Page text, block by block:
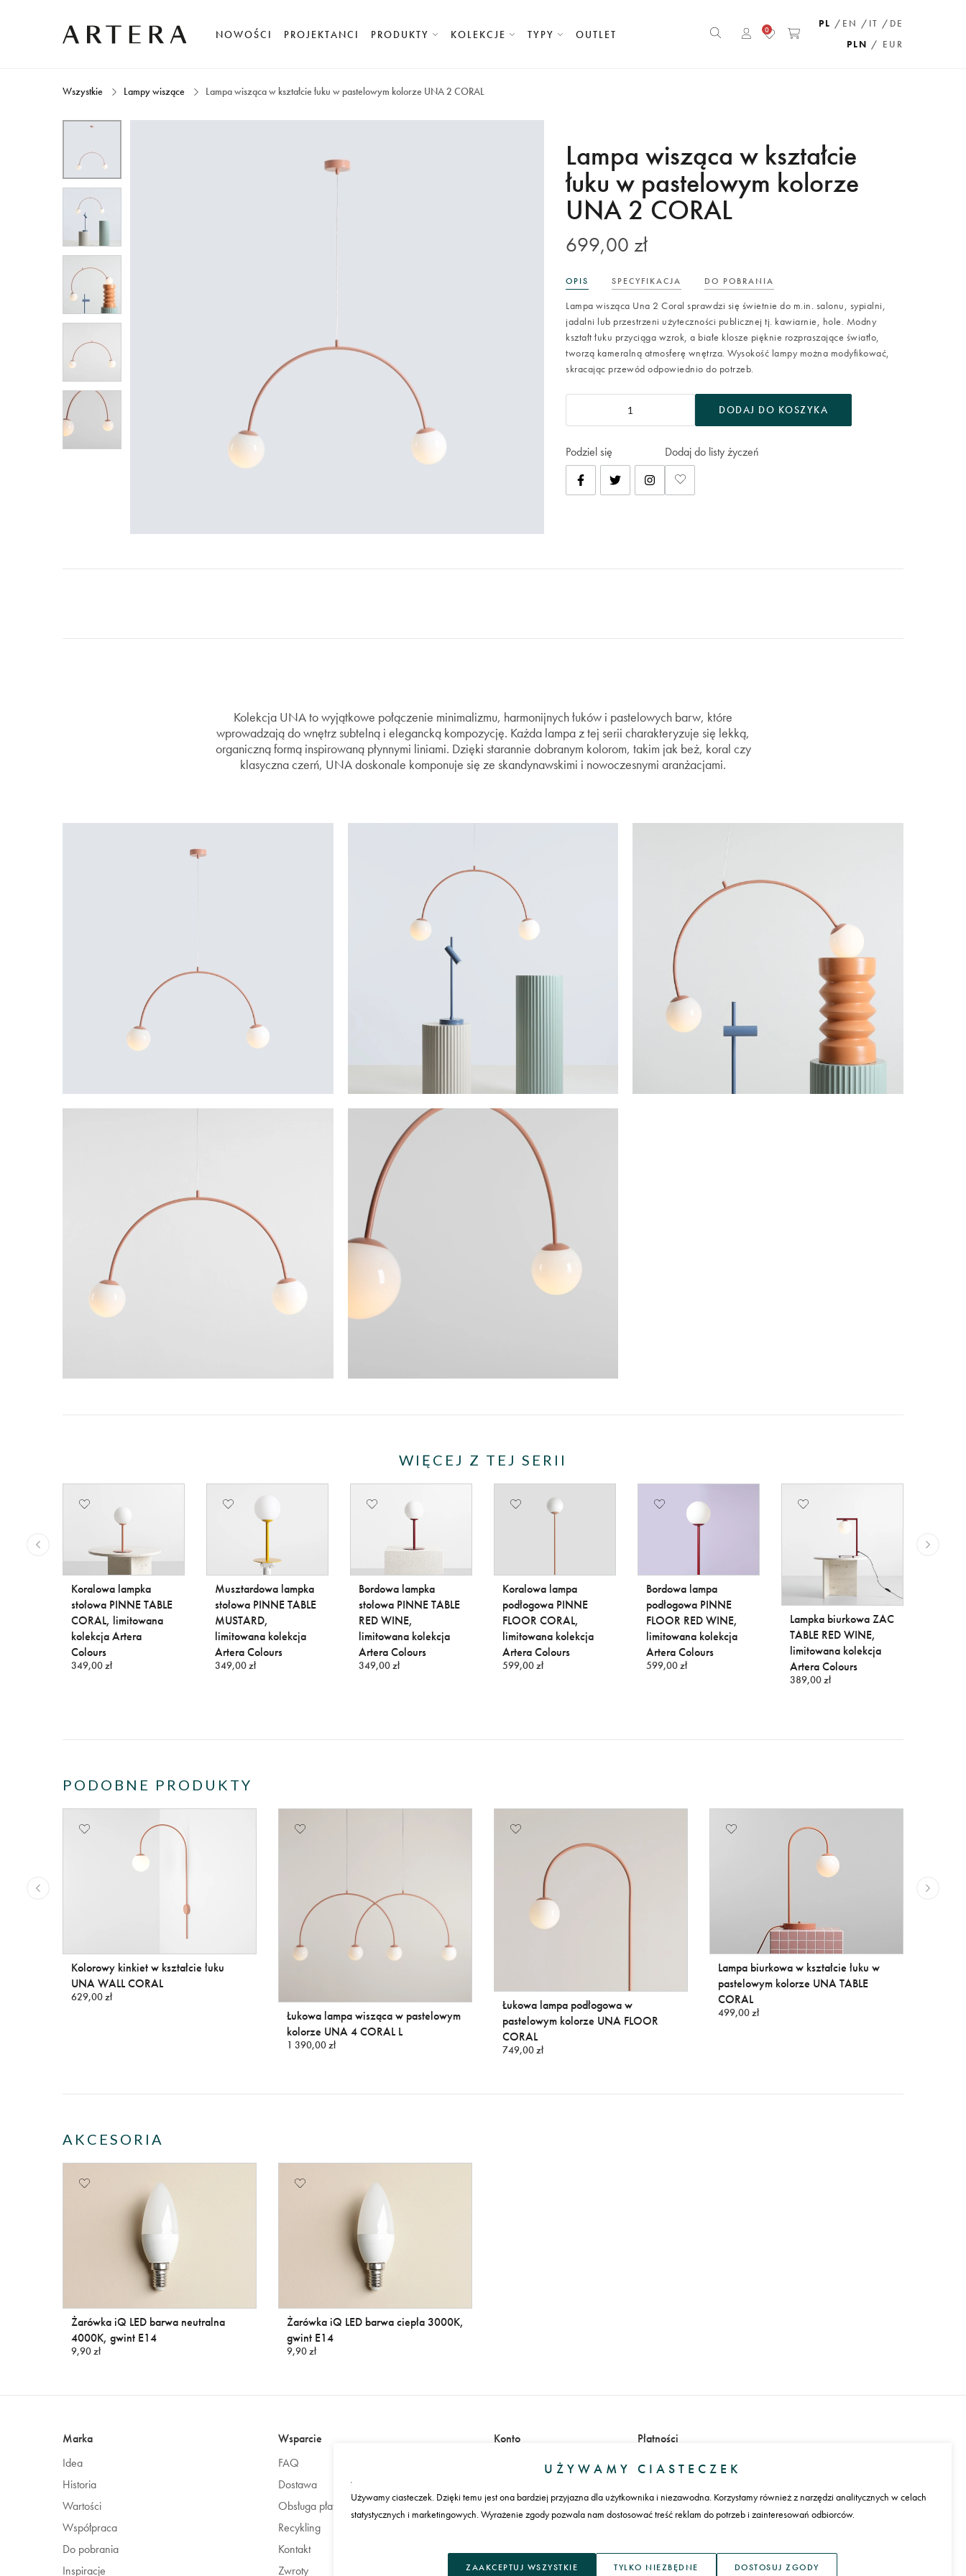
NOWOŚCI PROJEKTANCI PRODUKTY KOLEKCJE TYPY OUTLET 0
PL /EN /IT /DE
PLN / EUR
Wszystkie Lampy wiszące Lampa wisząca w kształcie łuku w pastelowym kolorze UNA 2 CORAL
Lampa wisząca w kształcie
łuku w pastelowym kolorze
UNA 2 CORAL
699,00 zł
OPIS SPECYFIKACJA DO POBRANIA
Lampa wisząca Una 2 Coral sprawdzi się świetnie do m.in. salonu, sypialni,
jadalni lub przestrzeni użyteczności publicznej tj. kawiarnie, hole. Modny
kształt łuku przyciąga wzrok, a białe klosze pięknie rozpraszające światło,
tworzą kameralną atmosferę wnętrza. Wysokość lampy można modyfikować,
skracając przewód odpowiednio do potrzeb.
DODAJ DO KOSZYKA
Podziel się Dodaj do listy życzeń
Kolekcja UNA to wyjątkowe połączenie minimalizmu, harmonijnych łuków i pastelowych barw, które
wprowadzają do wnętrz subtelną i elegancką kompozycję. Każda lampa z tej serii charakteryzuje się lekką,
organiczną formą inspirowaną płynnymi liniami. Dzięki starannie dobranym kolorom, takim jak beż, koral czy
klasyczna czerń, UNA doskonale komponuje się ze skandynawskimi i nowoczesnymi aranżacjami.
WIĘCEJ Z TEJ SERII
Koralowa lampka
stołowa PINNE TABLE
CORAL, limitowana
kolekcja Artera
Colours
349,00 zł
Musztardowa lampka
stołowa PINNE TABLE
MUSTARD,
limitowana kolekcja
Artera Colours
349,00 zł
Bordowa lampka
stołowa PINNE TABLE
RED WINE,
limitowana kolekcja
Artera Colours
349,00 zł
Koralowa lampa
podłogowa PINNE
FLOOR CORAL,
limitowana kolekcja
Artera Colours
599,00 zł
Bordowa lampa
podłogowa PINNE
FLOOR RED WINE,
limitowana kolekcja
Artera Colours
599,00 zł
Lampka biurkowa ZAC
TABLE RED WINE,
limitowana kolekcja
Artera Colours
389,00 zł
PODOBNE PRODUKTY
Kolorowy kinkiet w kształcie łuku
UNA WALL CORAL
629,00 zł
Łukowa lampa wisząca w pastelowym
kolorze UNA 4 CORAL L
1 390,00 zł
Łukowa lampa podłogowa w
pastelowym kolorze UNA FLOOR
CORAL
749,00 zł
Lampa biurkowa w kształcie łuku w
pastelowym kolorze UNA TABLE
CORAL
499,00 zł
AKCESORIA
Żarówka iQ LED barwa neutralna
4000K, gwint E14
9,90 zł
Żarówka iQ LED barwa ciepła 3000K,
gwint E14
9,90 zł
Marka
Idea
Historia
Wartości
Współpraca
Do pobrania
Inspiracje
Wsparcie
FAQ
Dostawa
Obsługa płatności
Recykling
Kontakt
Zwroty
Konto
Płatności
UŻYWAMY CIASTECZEK
Używamy ciasteczek. Dzięki temu jest ona bardziej przyjazna dla użytkownika i niezawodna. Korzystamy również z narzędzi analitycznych w celach
statystycznych i marketingowych. Wyrażenie zgody pozwala nam dostosować treść reklam do potrzeb i zainteresowań odbiorców.
ZAAKCEPTUJ WSZYSTKIE TYLKO NIEZBĘDNE DOSTOSUJ ZGODY